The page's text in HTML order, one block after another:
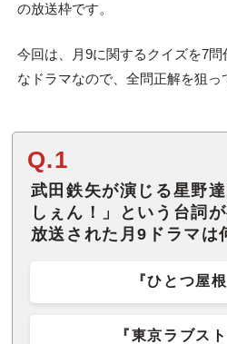
の放送枠です。
今回は、月9に関するクイズを7
なドラマなので、全問正解を狙っ
Q.1
武田鉄矢が演じる星野
しぇん！」という台詞
放送された月9ドラマは
『ひとつ屋
『東京ラブス